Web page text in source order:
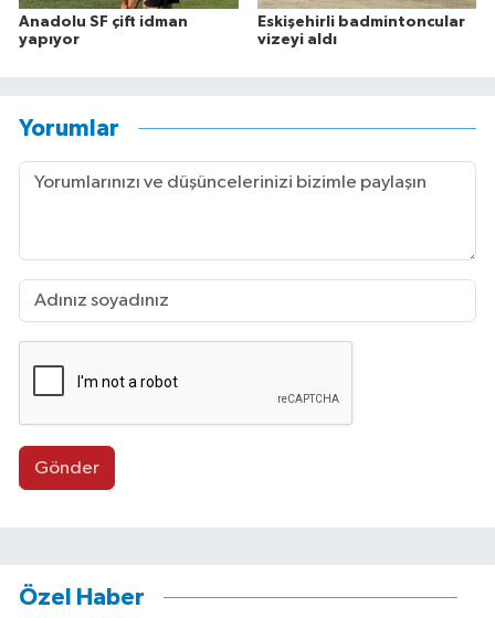
Anadolu SF çift idman
yapıyor
Eskişehirli badmintoncular
vizeyi aldı
Yorumlar
Gönder
Özel Haber